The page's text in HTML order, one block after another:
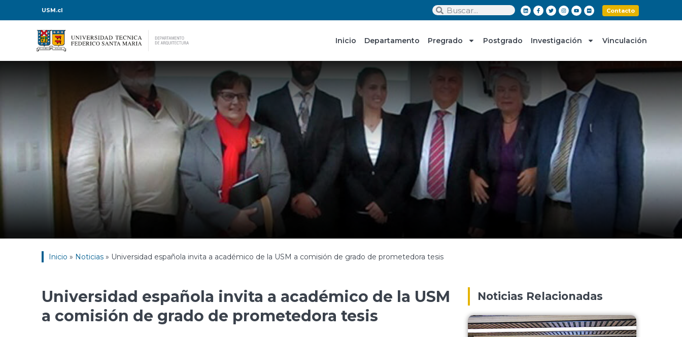
USM.cl Contacto
Inicio Departamento Pregrado Postgrado Investigación Vinculación
Inicio » Noticias » Universidad española invita a académico de la USM a comisión de grado de prometedora tesis
Universidad española invita a académico de la USM
a comisión de grado de prometedora tesis
Noticias Relacionadas